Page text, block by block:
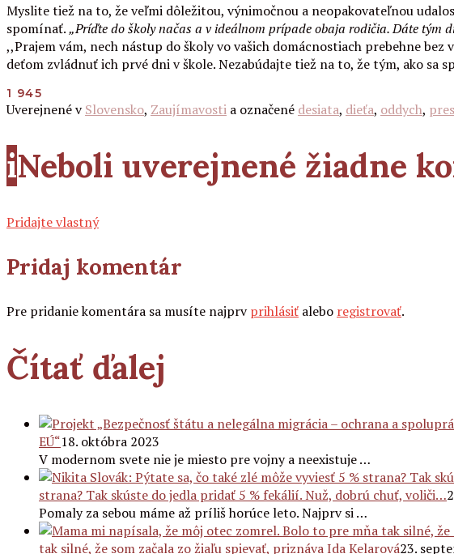
Myslite tiež na to, že veľmi dôležitou, výnimočnou a neopakovateľnou
spomínať.„Príďte do školy načas a v ideálnom prípade obaja rodičia. Dáte tým
,,Prajem vám, nech nástup do školy vo vašich domácnostiach prebehne
deťom zvládnuť ich prvé dni v škole. Nezabúdajte tiež na to, že tým, ako sa
1 945
Uverejnené vSlovensko, Zaujímavosti a označené desiata, dieťa, oddych,
iNeboli uverejnené žiadne
Pridajte vlastný
Pridaj komentár
Pre pridanie komentára sa musíte najprvprihlásiť alebo registrovať.
Čítať ďalej
EÚ“18. októbra 2023
V modernom svete nie je miesto pre vojny a neexistuje …
strana? Tak skúste do jedla pridať 5 % fekálií. Nuž, dobrú chuť, voliči…
Pomaly za sebou máme až príliš horúce leto. Najprv si …
tak silné, že som začala zo žiaľu spievať, priznáva Ida Kelarová23.